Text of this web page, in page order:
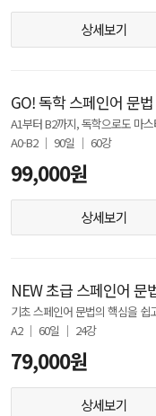
상세보기
GO! 독학 스페인어 문법
A1부터 B2까지, 독학으로도 마
A0-B2 │ 90일 │ 60강
99,000원
상세보기
NEW 초급 스페인어 문
기초 스페인어 문법의 핵심을
A2 │ 60일 │ 24강
79,000원
상세보기